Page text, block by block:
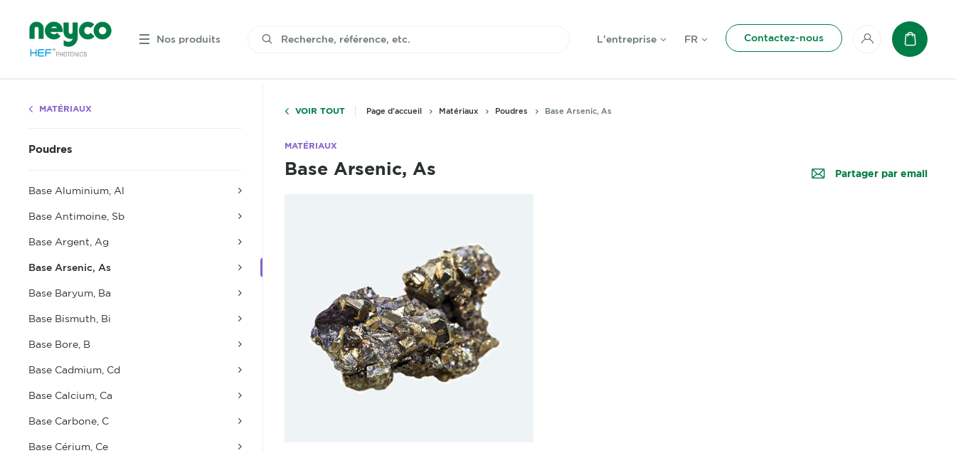
Nos produits L'entreprise FR Contactez-nous
Mon compte
Panier
MATÉRIAUX
Poudres
Base Aluminium, Al
Base Antimoine, Sb
Base Argent, Ag
Base Arsenic, As
Base Baryum, Ba
Base Bismuth, Bi
Base Bore, B
Base Cadmium, Cd
Base Calcium, Ca
Base Carbone, C
Base Cérium, Ce
VOIR TOUT Page d'accueil Matériaux Poudres Base Arsenic, As
MATÉRIAUX
Base Arsenic, As Partager par email